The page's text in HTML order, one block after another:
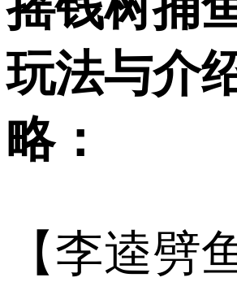
玩法与介
略：
【李逵劈